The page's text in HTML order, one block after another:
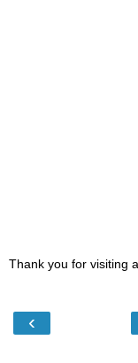
Thank you for visiting
‹